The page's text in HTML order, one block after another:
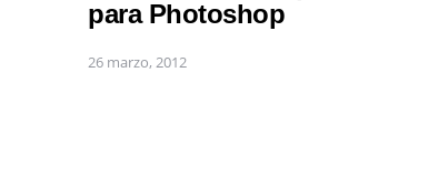
para Photoshop
26 marzo, 2012